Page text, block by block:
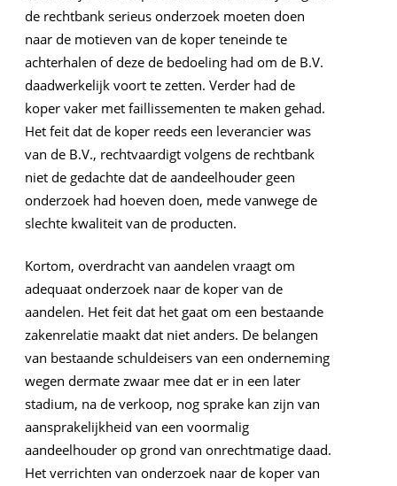
de rechtbank serieus onderzoek moeten doen
naar de motieven van de koper teneinde te
achterhalen of deze de bedoeling had om de B.V.
daadwerkelijk voort te zetten. Verder had de
koper vaker met faillissementen te maken gehad.
Het feit dat de koper reeds een leverancier was
van de B.V., rechtvaardigt volgens de rechtbank
niet de gedachte dat de aandeelhouder geen
onderzoek had hoeven doen, mede vanwege de
slechte kwaliteit van de producten.
Kortom, overdracht van aandelen vraagt om
adequaat onderzoek naar de koper van de
aandelen. Het feit dat het gaat om een bestaande
zakenrelatie maakt dat niet anders. De belangen
van bestaande schuldeisers van een onderneming
wegen dermate zwaar mee dat er in een later
stadium, na de verkoop, nog sprake kan zijn van
aansprakelijkheid van een voormalig
aandeelhouder op grond van onrechtmatige daad.
Het verrichten van onderzoek naar de koper van